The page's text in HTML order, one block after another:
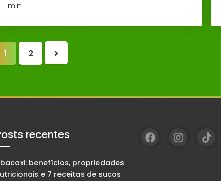
min
1 2 Próxima
página
recentes
benefícios, propriedades
e 7 receitas de sucos